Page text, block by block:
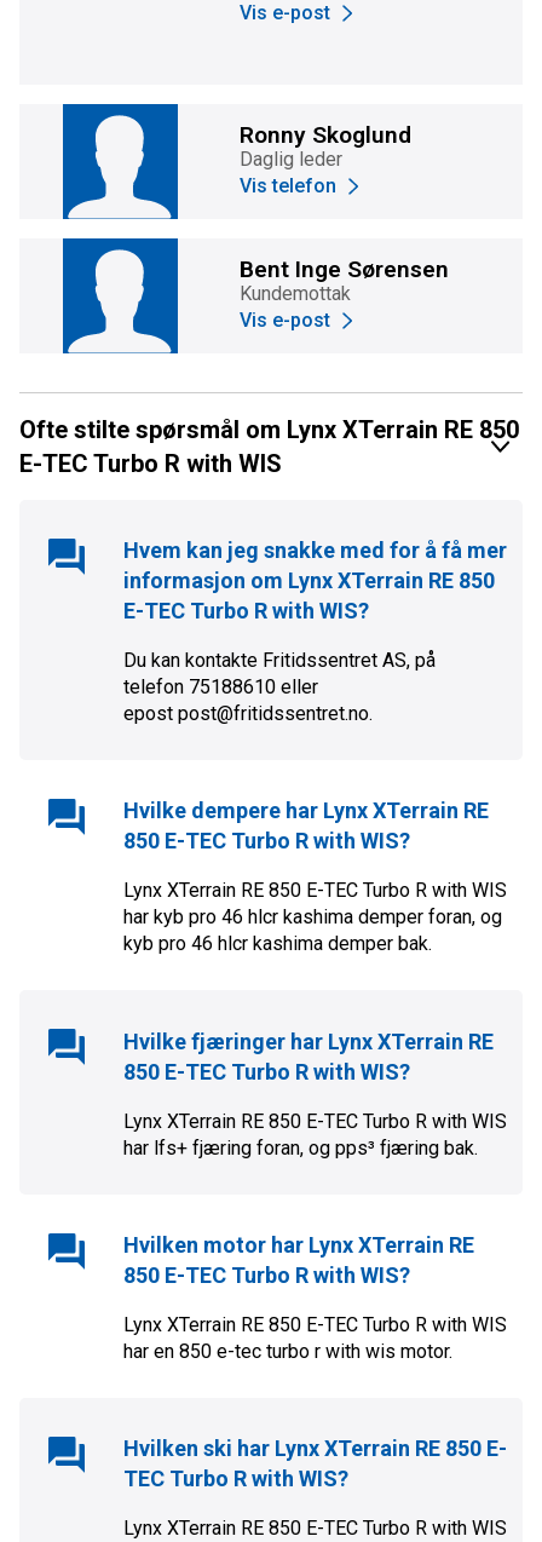
Vis e-post
Ronny Skoglund
Daglig leder
Vis telefon
Bent Inge Sørensen
Kundemottak
Vis e-post
Ofte stilte spørsmål om Lynx XTerrain RE 850
E-TEC Turbo R with WIS
Hvem kan jeg snakke med for å få mer
informasjon om Lynx XTerrain RE 850
E-TEC Turbo R with WIS?
Du kan kontakte Fritidssentret AS, på
telefon 75188610 eller
epost post@fritidssentret.no.
Hvilke dempere har Lynx XTerrain RE
850 E-TEC Turbo R with WIS?
Lynx XTerrain RE 850 E-TEC Turbo R with WIS
har kyb pro 46 hlcr kashima demper foran, og
kyb pro 46 hlcr kashima demper bak.
Hvilke fjæringer har Lynx XTerrain RE
850 E-TEC Turbo R with WIS?
Lynx XTerrain RE 850 E-TEC Turbo R with WIS
har lfs+ fjæring foran, og pps³ fjæring bak.
Hvilken motor har Lynx XTerrain RE
850 E-TEC Turbo R with WIS?
Lynx XTerrain RE 850 E-TEC Turbo R with WIS
har en 850 e-tec turbo r with wis motor.
Hvilken ski har Lynx XTerrain RE 850 E-
TEC Turbo R with WIS?
Lynx XTerrain RE 850 E-TEC Turbo R with WIS